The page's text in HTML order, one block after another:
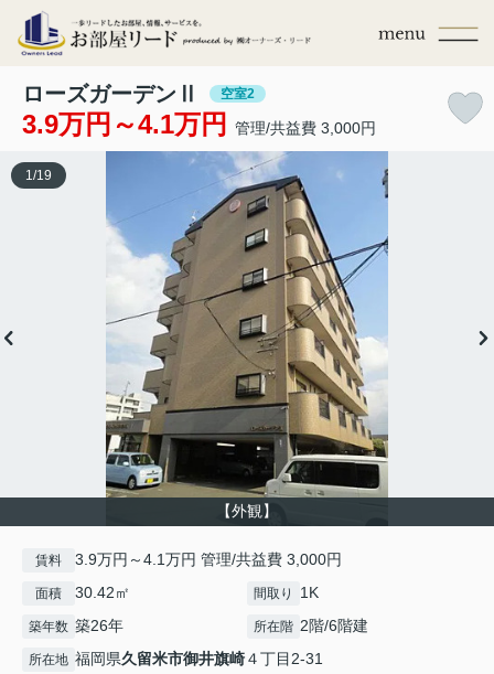
ローズガーデンⅡ 空室2
3.9万円～4.1万円 管理/共益費 3,000円
【外観】
1 /19
賃料 3.9万円～4.1万円 管理/共益費 3,000円
面積 30.42㎡ 間取り 1K
築年数 築26年 所在階 2階/6階建
所在地 福岡県久留米市御井旗崎４丁目2-31